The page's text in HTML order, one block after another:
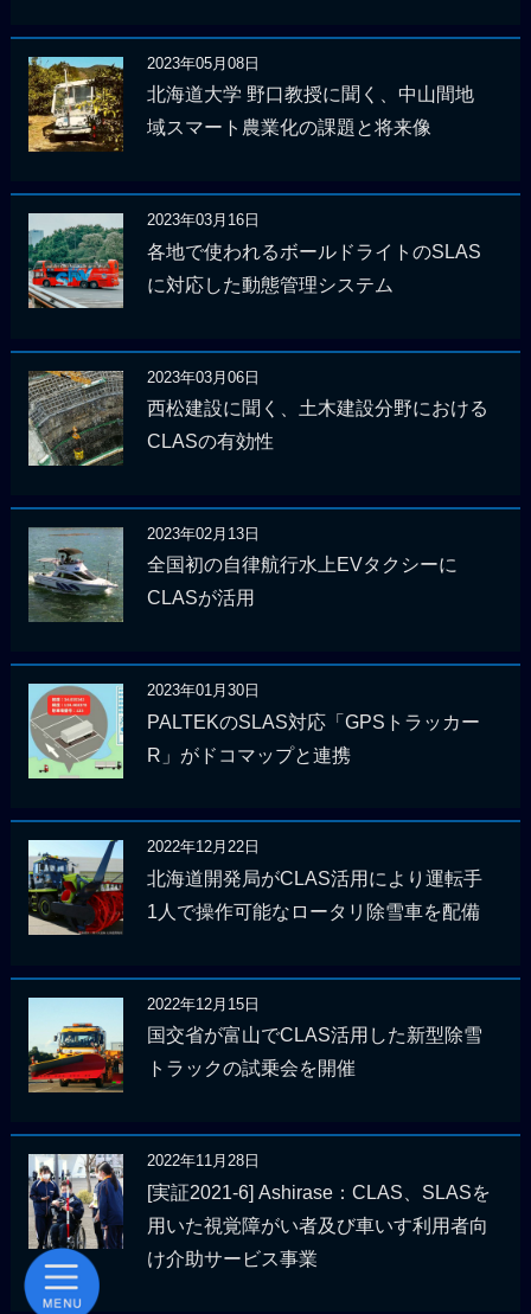
2023年05月08日
北海道大学 野口教授に聞く、中山間地
域スマート農業化の課題と将来像
2023年03月16日
各地で使われるボールドライトのSLAS
に対応した動態管理システム
2023年03月06日
西松建設に聞く、土木建設分野における
CLASの有効性
2023年02月13日
全国初の自律航行水上EVタクシーに
CLASが活用
2023年01月30日
PALTEKのSLAS対応「GPSトラッカー
R」がドコマップと連携
2022年12月22日
北海道開発局がCLAS活用により運転手
1人で操作可能なロータリ除雪車を配備
2022年12月15日
国交省が富山でCLAS活用した新型除雪
トラックの試乗会を開催
2022年11月28日
[実証2021-6] Ashirase：CLAS、SLASを
用いた視覚障がい者及び車いす利用者向
け介助サービス事業